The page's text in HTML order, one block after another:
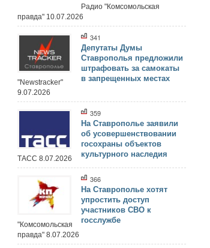
Радио "Комсомольская
правда" 10.07.2026
341
Депутаты Думы
Ставрополья предложили
штрафовать за самокаты
в запрещенных местах
"Newstracker"
9.07.2026
359
На Ставрополье заявили
об усовершенствовании
госохраны объектов
культурного наследия
ТАСС 8.07.2026
366
На Ставрополье хотят
упростить доступ
участников СВО к
госслужбе
"Комсомольская
правда" 8.07.2026